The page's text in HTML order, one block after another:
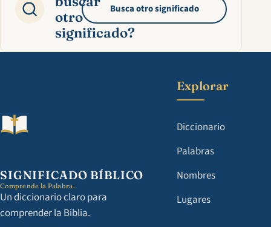
otro
significado?
Busca otro significado
SIGNIFICADO BÍBLICO
Comprende la Palabra.
Un diccionario claro para
comprender la Biblia.
Explorar
Diccionario
Palabras
Nombres
Lugares